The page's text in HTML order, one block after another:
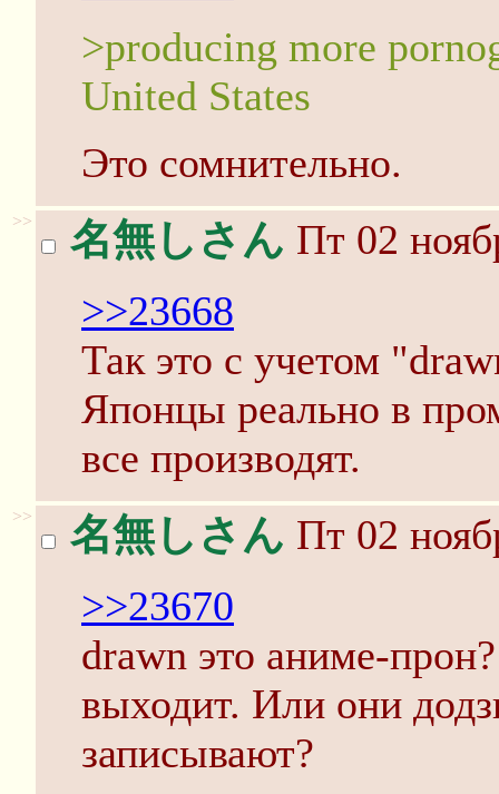
>producing more
United States
Это сомнительно.
>> 名無しさん Пт 02
>>23668
Так это с учетом
Японцы реально в
все производят.
>> 名無しさん Пт 02
>>23670
drawn это аниме-
выходит. Или они
записывают?